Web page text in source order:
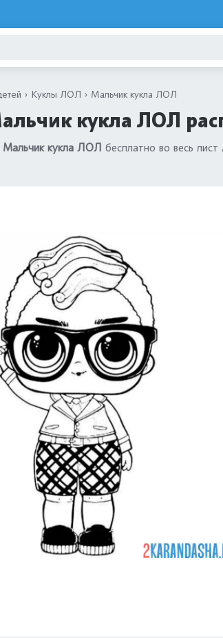
Куклы ЛОЛ Мальчик кукла ЛОЛ
кукла ЛОЛ
Мальчик кукла ЛОЛ бесплатно во весь